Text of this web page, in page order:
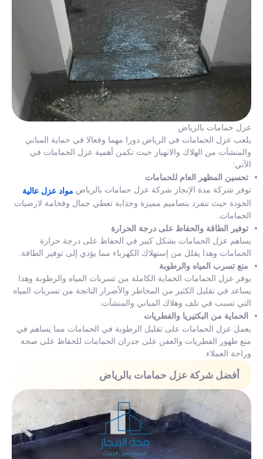
عزل حمامات بالرياض
يلعب عزل الحمامات في الرياض دورا مهما وفعالا في حماية المباني
والمنشآت من الهلاك والانهيار حيث تكمن أهمية عزل الحمامات في
الآتي:
تحسين المظهر العام للحمامات
توفر شركة مدة الإنجاز شركة عزل حمامات بالرياض مواد عزل عالية
الجودة حيث تنفرد بتصاميم مميزة وجذابة تعطي جمال وفخامة لارضيات
الحمامات.
توفير الطاقة والحفاظ على درجة الحرارة
يساهم عزل الحمامات بشكل كبير في الحفاظ على درجة حرارة
الحمامات وهذا يقلل من إستهلاك الكهرباء مما يؤدي إلى توفير الطاقة.
منع تسرب المياه والرطوبة
يوفر عزل الحمامات الحماية الكاملة من تسربات المياه والرطوبة وهذا
يساعد في تقليل الكثير من المخاطر والأضرار الناتجة من تسربات المياه
التي تسبب في تلف وهلاك المباني والمنشآت.
الحماية من البكتيريا والفطريات
يعمل عزل الحمامات على تقليل الرطوبة في الحمامات مما يساهم في
منع ظهور الفطريات والعفن على جدران الحمامات للحفاظ على صحة
وراحة العملاء.
أفضل شركة عزل حمامات بالرياض